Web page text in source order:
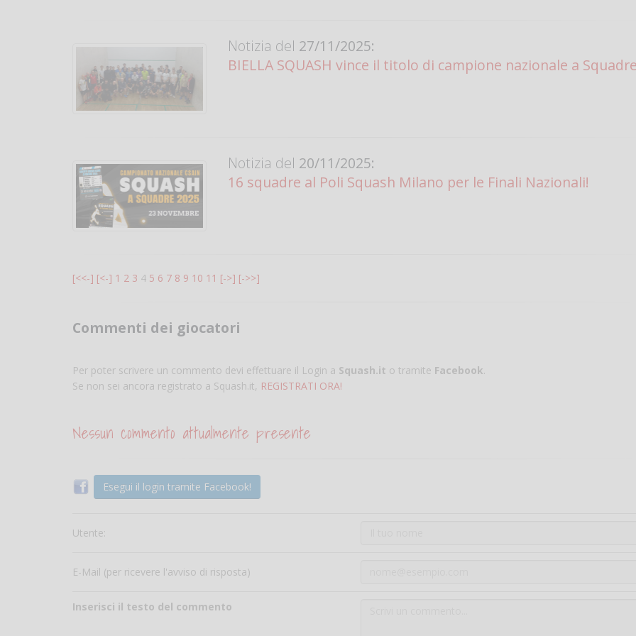
Notizia del 27/11/2025:
BIELLA SQUASH vince il titolo di campione nazionale a
Notizia del 20/11/2025:
16 squadre al Poli Squash Milano per le Finali Nazionali!
[<<-] [<-] 1 2 3 4 5 6 7 8 9 10 11 [->] [->>]
Commenti dei giocatori
Per poter scrivere un commento devi effettuare il Login a Squash.it o tramite Facebook.
Se non sei ancora registrato a Squash.it, REGISTRATI ORA!
Nessun commento attualmente presente
Esegui il login tramite Facebook!
Utente:
E-Mail (per ricevere l'avviso di risposta)
Inserisci il testo del commento